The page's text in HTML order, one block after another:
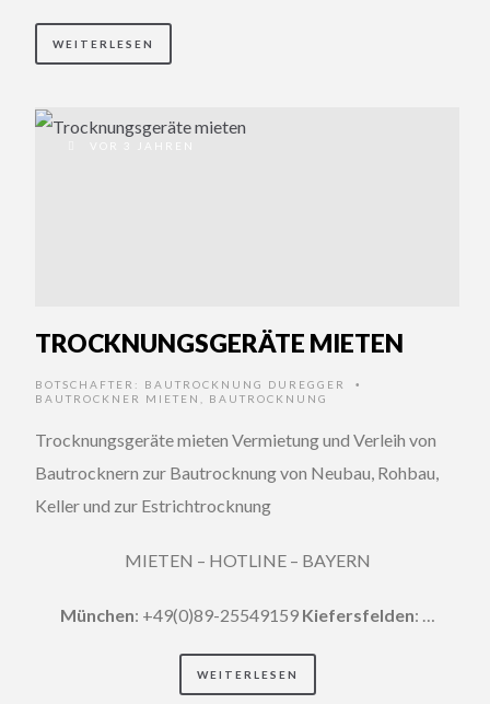
WEITERLESEN
VOR 3 JAHREN
TROCKNUNGSGERÄTE MIETEN
BOTSCHAFTER: BAUTROCKNUNG DUREGGER •
BAUTROCKNER MIETEN BAUTROCKNUNG
Trocknungsgeräte mieten Vermietung und Verleih von
Bautrocknern zur Bautrocknung von Neubau, Rohbau,
Keller und zur Estrichtrocknung
MIETEN – HOTLINE – BAYERN
München: +49(0)89-25549159 Kiefersfelden: …
WEITERLESEN